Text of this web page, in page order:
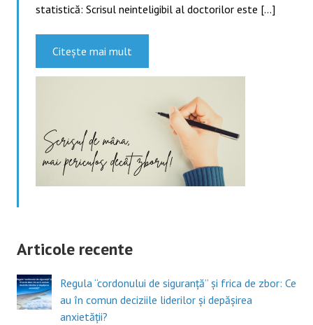
statistică: Scrisul neinteligibil al doctorilor este […]
Citește mai mult
Articole recente
Regula “cordonului de siguranță” și frica de zbor: Ce
au în comun deciziile liderilor și depășirea
anxietății?